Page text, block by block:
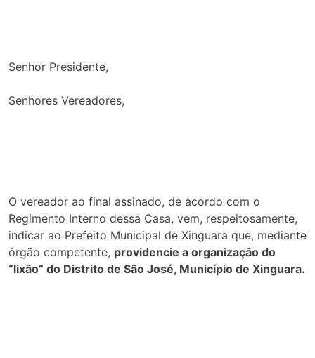
Senhor Presidente,
Senhores Vereadores,
O vereador ao final assinado, de acordo com o
Regimento Interno dessa Casa, vem, respeitosamente,
indicar ao Prefeito Municipal de Xinguara que, mediante
órgão competente, providencie a organização do
“lixão” do Distrito de São José, Município de Xinguara.